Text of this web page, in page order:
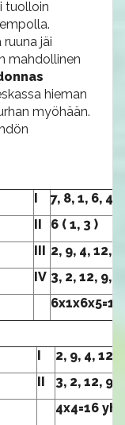
tuolloin
ruuna jäi
mahdollinen
hieman
myöhään.
I
7, 8, 1, 6, 4,
II
6 ( 1, 3 )
III 2, 9, 4, 12,
IV 3, 2, 12, 9,
I
2, 9, 4, 12
II
3, 2, 12, 9
4x4=16